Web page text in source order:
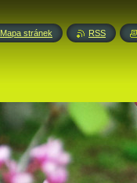
Mapa stránek RSS